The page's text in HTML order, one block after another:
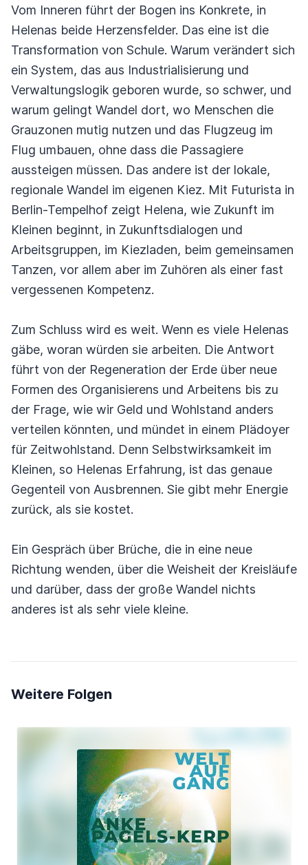
Vom Inneren führt der Bogen ins Konkrete, in
Helenas beide Herzensfelder. Das eine ist die
Transformation von Schule. Warum verändert sich
ein System, das aus Industrialisierung und
Verwaltungslogik geboren wurde, so schwer, und
warum gelingt Wandel dort, wo Menschen die
Grauzonen mutig nutzen und das Flugzeug im
Flug umbauen, ohne dass die Passagiere
aussteigen müssen. Das andere ist der lokale,
regionale Wandel im eigenen Kiez. Mit Futurista in
Berlin-Tempelhof zeigt Helena, wie Zukunft im
Kleinen beginnt, in Zukunftsdialogen und
Arbeitsgruppen, im Kiezladen, beim gemeinsamen
Tanzen, vor allem aber im Zuhören als einer fast
vergessenen Kompetenz.
Zum Schluss wird es weit. Wenn es viele Helenas
gäbe, woran würden sie arbeiten. Die Antwort
führt von der Regeneration der Erde über neue
Formen des Organisierens und Arbeitens bis zu
der Frage, wie wir Geld und Wohlstand anders
verteilen könnten, und mündet in einem Plädoyer
für Zeitwohlstand. Denn Selbstwirksamkeit im
Kleinen, so Helenas Erfahrung, ist das genaue
Gegenteil von Ausbrennen. Sie gibt mehr Energie
zurück, als sie kostet.
Ein Gespräch über Brüche, die in eine neue
Richtung wenden, über die Weisheit der Kreisläufe
und darüber, dass der große Wandel nichts
anderes ist als sehr viele kleine.
Weitere Folgen